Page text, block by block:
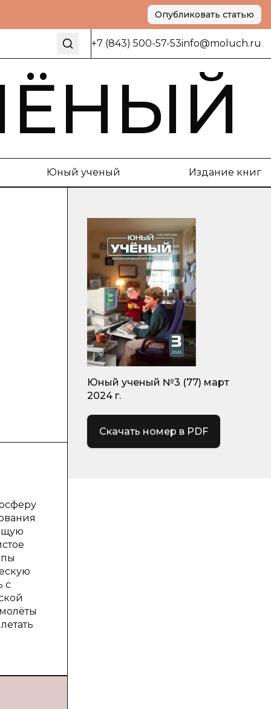
Опубликовать статью
+7 (843) 500-57-53info@moluch.ru
Юный ученый Издание книг
с
Юный ученый №3 (77) март
2024 г.
Скачать номер в PDF